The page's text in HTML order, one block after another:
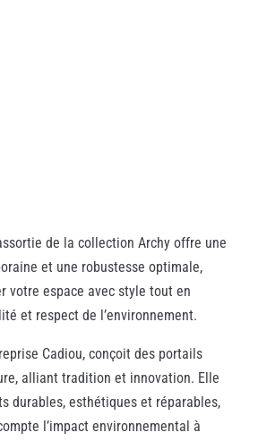
de la collection Archy offre une
et une robustesse optimale,
votre espace avec style tout en
et respect de l’environnement.
Cadiou, conçoit des portails
alliant tradition et innovation. Elle
durables, esthétiques et réparables,
l’impact environnemental à